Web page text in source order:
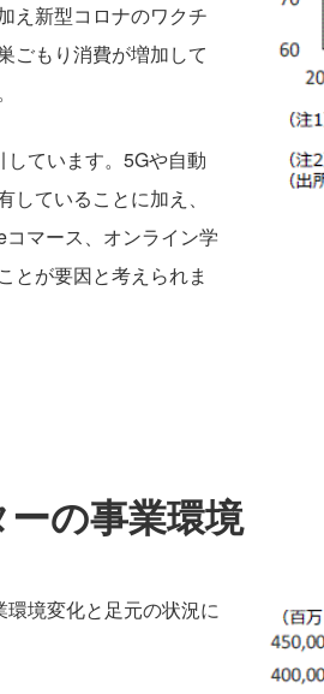
え新型コロナのワクチ
ごもり消費が増加して
ています。5Gや自動
ていることに加え、
マース、オンライン学
とが要因と考えられま
の事業環境
境変化と足元の状況に